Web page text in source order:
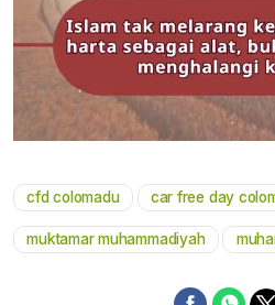
cfd colomadu car free day
muktamar muhammadiyah